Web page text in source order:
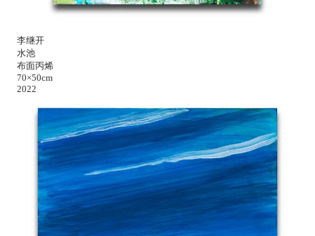
李继开
水池
布面丙烯
70×50cm
2022